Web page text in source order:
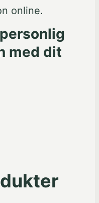
online.
med dit